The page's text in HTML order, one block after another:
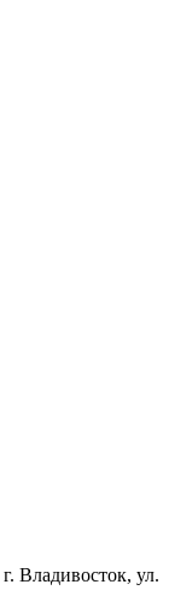
г. Владивосток, ул.